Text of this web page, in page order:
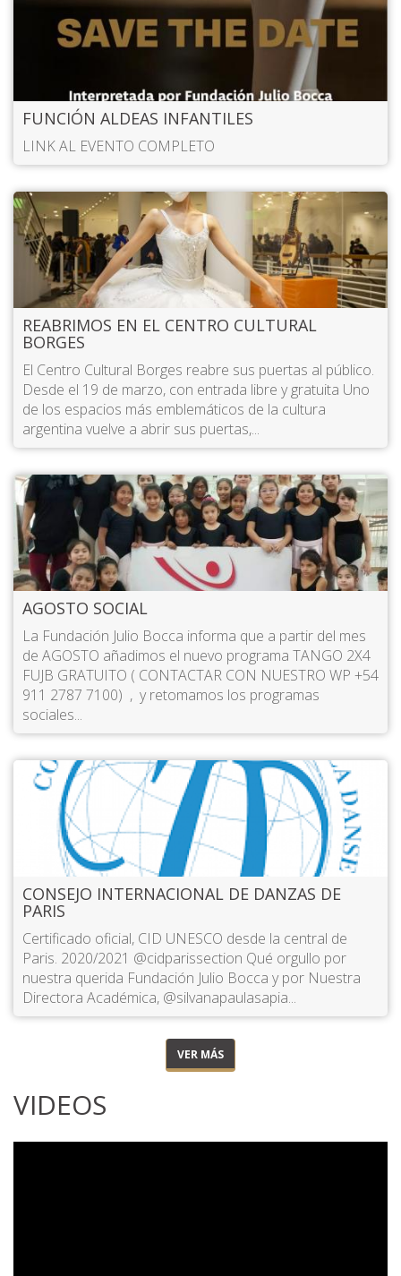
FUNCIÓN ALDEAS INFANTILES
LINK AL EVENTO COMPLETO
REABRIMOS EN EL CENTRO CULTURAL
BORGES
El Centro Cultural Borges reabre sus puertas al público.
Desde el 19 de marzo, con entrada libre y gratuita Uno
de los espacios más emblemáticos de la cultura
argentina vuelve a abrir sus puertas,...
AGOSTO SOCIAL
La Fundación Julio Bocca informa que a partir del mes
de AGOSTO añadimos el nuevo programa TANGO 2X4
FUJB GRATUITO ( CONTACTAR CON NUESTRO WP +54
911 2787 7100) , y retomamos los programas
sociales...
CONSEJO INTERNACIONAL DE DANZAS DE
PARIS
Certificado oficial, CID UNESCO desde la central de
Paris. 2020/2021 @cidparissection Qué orgullo por
nuestra querida Fundación Julio Bocca y por Nuestra
Directora Académica, @silvanapaulasapia...
VER MÁS
VIDEOS